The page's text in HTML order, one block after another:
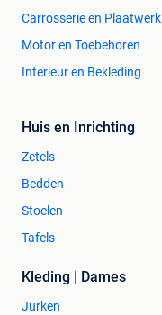
Carrosserie en Plaatwerk
Motor en Toebehoren
Interieur en Bekleding
Huis en Inrichting
Zetels
Bedden
Stoelen
Tafels
Kleding | Dames
Jurken